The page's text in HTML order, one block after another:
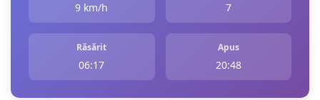
9 km/h 7
Răsărit
06:17
Apus
20:48